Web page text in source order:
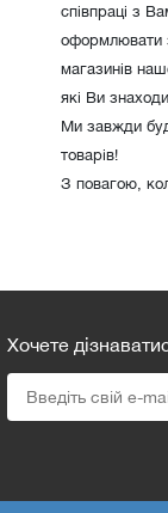
співпраці з
оформлювати
магазинів
які Ви
Ми завжди
товарів!
З повагою,
Хочете